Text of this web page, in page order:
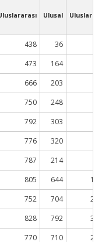
Ulusal
438 36
473 164
666 203
750 248
792 303
776 320
787 214
805 644
752 704
828 792
770 710